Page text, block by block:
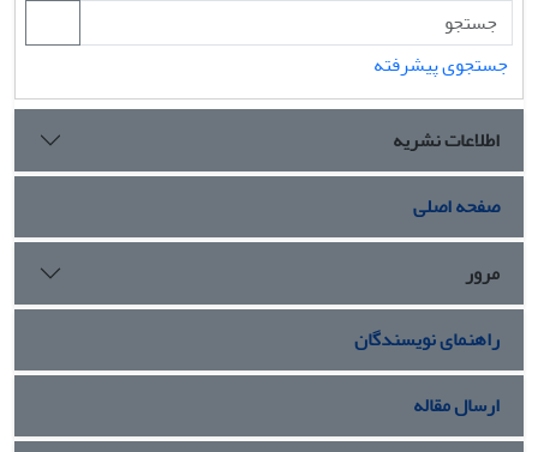
جستجوی پیشرفته
اطلاعات نشریه
صفحه اصلی
مرور
راهنمای نویسندگان
ارسال مقاله